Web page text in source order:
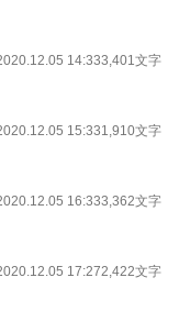
14:333,401文字
15:331,910文字
16:333,362文字
17:272,422文字